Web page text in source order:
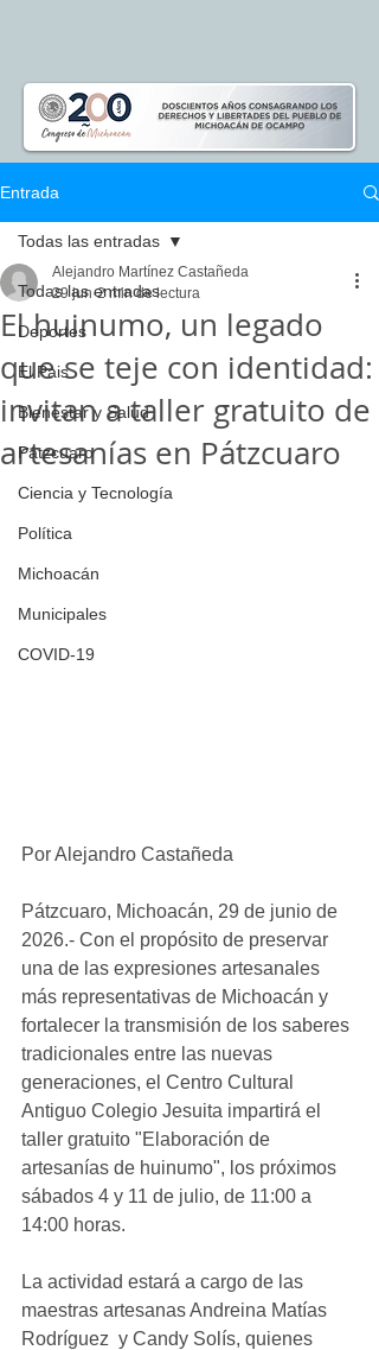
Entrada
Todas las entradas
Deportes
El Pais
Bienestar y Salud
Pátzcuaro
Ciencia y Tecnología
Política
Michoacán
Municipales
COVID-19
Todas las entradas
El huinumo, un legado
que se teje con identidad:
invitan a taller gratuito de
artesanías en Pátzcuaro
Alejandro Martínez Castañeda
29 jun 2 min de lectura
Por Alejandro Castañeda
Pátzcuaro, Michoacán, 29 de junio de
2026.- Con el propósito de preservar
una de las expresiones artesanales
más representativas de Michoacán y
fortalecer la transmisión de los saberes
tradicionales entre las nuevas
generaciones, el Centro Cultural
Antiguo Colegio Jesuita impartirá el
taller gratuito "Elaboración de
artesanías de huinumo", los próximos
sábados 4 y 11 de julio, de 11:00 a
14:00 horas.
La actividad estará a cargo de las
maestras artesanas Andreina Matías
Rodríguez  y Candy Solís, quienes